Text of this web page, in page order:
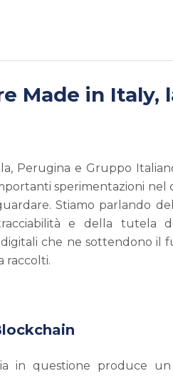
Made in Italy,
Perugina e Gruppo
sperimentazioni
Stiamo parlando
e della tutela
che ne sottendono il
raccolti.
in questione produce